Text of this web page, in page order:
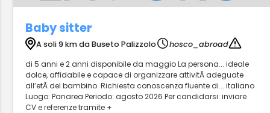
Baby sitter
A soli 9 km da Buseto Palizzolo
hosco_abroad
di 5 anni e 2 anni disponibile da maggio La persona... ideale
dolce, affidabile e capace di organizzare attivitÃ adeguate
all’etÃ del bambino. Richiesta conoscenza fluente di... italiano
Luogo: Panarea Periodo: agosto 2026 Per candidarsi: inviare
CV e referenze tramite +